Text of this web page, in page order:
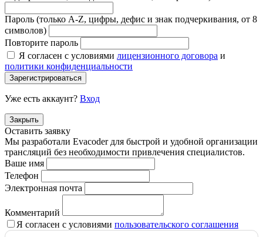
Пароль (только A-Z, цифры, дефис и знак подчеркивания, от 8
символов)
Повторите пароль
Я согласен с условиями лицензионного договора и
политики конфиденциальности
Зарегистрироваться
Уже есть аккаунт? Вход
Закрыть
Оставить заявку
Мы разработали Evacoder для быстрой и удобной организации
трансляций без необходимости привлечения специалистов.
Ваше имя
Телефон
Электронная почта
Комментарий
Я согласен с условиями пользовательского соглашения